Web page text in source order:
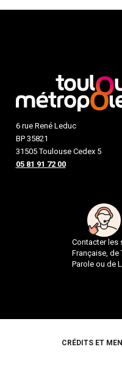
6 rue René Leduc
BP 35821
31505 Toulouse Cedex 5
05 81 91 72 00
Contacter les
Française, de
Parole ou de
Pied de page
CRÉDITS ET